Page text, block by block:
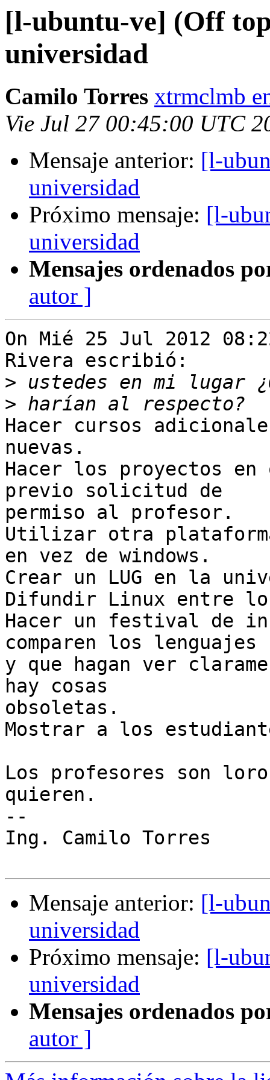
[l-ubuntu-ve] (Off
universidad
Camilo Torres xtrmclmb
Vie Jul 27 00:45:00 UTC
Mensaje anterior: [l-
universidad
Próximo mensaje: [l-
universidad
Mensajes ordenados
autor ]
On Mié 25 Jul 2012
Rivera escribió:
>
>
Hacer cursos
nuevas.
Hacer los proyectos
previo solicitud de
permiso al profesor.
Utilizar otra
en vez de windows.
Crear un LUG en la
Difundir Linux entre
Hacer un festival de
comparen los lenguajes
y que hagan ver
hay cosas
obsoletas.
Mostrar a los
Los profesores son
quieren.
--
Ing. Camilo Torres
Mensaje anterior: [l-
universidad
Próximo mensaje: [l-
universidad
Mensajes ordenados
autor ]